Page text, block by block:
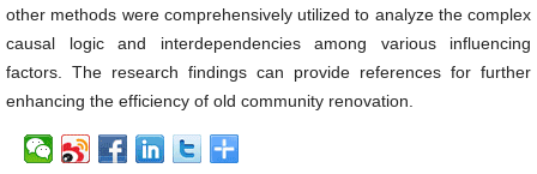
other methods were comprehensively utilized to analyze the complex
causal logic and interdependencies among various influencing
factors. The research findings can provide references for further
enhancing the efficiency of old community renovation.